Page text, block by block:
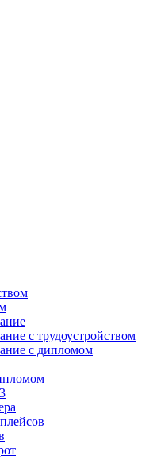
с трудоустройством
с дипломом